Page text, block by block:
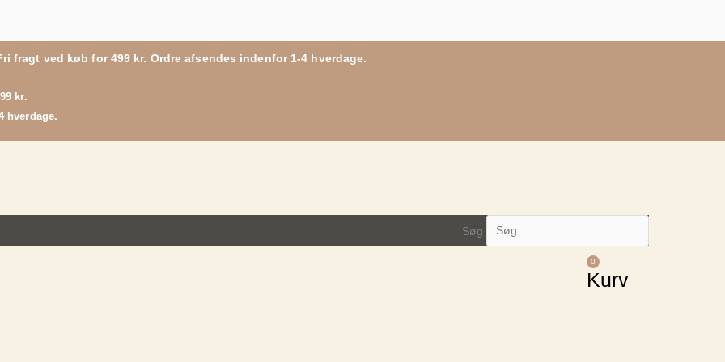
fragt ved køb for 499 kr. Ordre afsendes indenfor 1-4 hverdage.
kr.
hverdage.
Søg
0
Kurv